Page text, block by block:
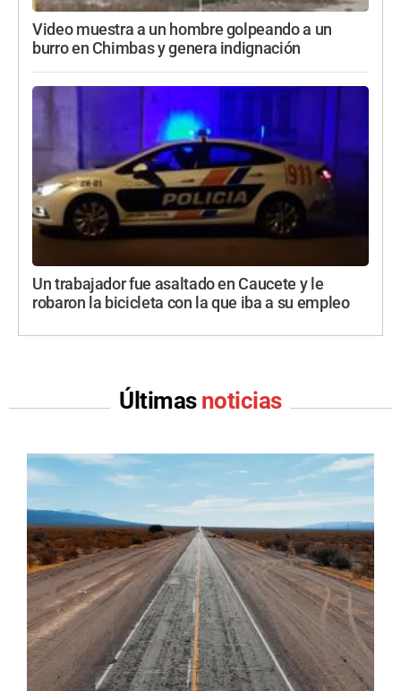
Video muestra a un hombre golpeando a un
burro en Chimbas y genera indignación
Un trabajador fue asaltado en Caucete y le
robaron la bicicleta con la que iba a su empleo
Últimas noticias